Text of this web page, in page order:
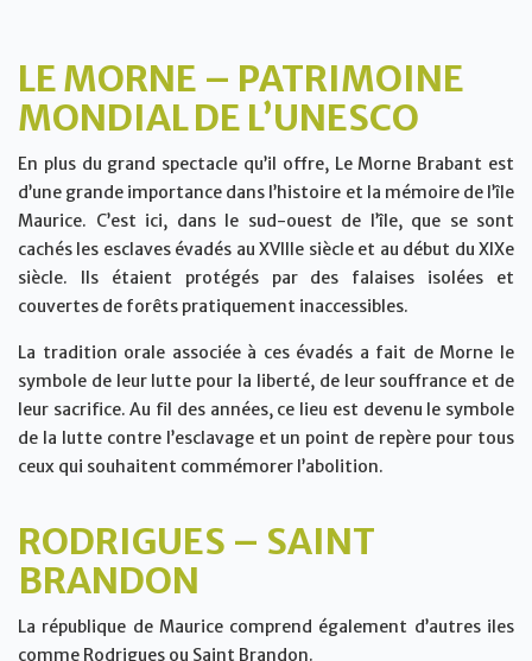
LE MORNE – PATRIMOINE
MONDIAL DE L’UNESCO
En plus du grand spectacle qu’il offre, Le Morne Brabant est
d’une grande importance dans l’histoire et la mémoire de l’île
Maurice. C’est ici, dans le sud-ouest de l’île, que se sont
cachés les esclaves évadés au XVIIIe siècle et au début du XIXe
siècle. Ils étaient protégés par des falaises isolées et
couvertes de forêts pratiquement inaccessibles.
La tradition orale associée à ces évadés a fait de Morne le
symbole de leur lutte pour la liberté, de leur souffrance et de
leur sacrifice. Au fil des années, ce lieu est devenu le symbole
de la lutte contre l’esclavage et un point de repère pour tous
ceux qui souhaitent commémorer l’abolition.
RODRIGUES – SAINT
BRANDON
La république de Maurice comprend également d’autres iles
comme Rodrigues ou Saint Brandon.